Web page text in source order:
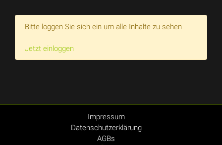
Bitte loggen Sie sich ein um alle Inhalte zu sehen
Jetzt einloggen
Impressum
Datenschutzerklärung
AGBs